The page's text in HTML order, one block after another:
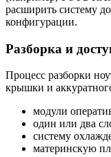
расширить систему
конфигурации.
Разборка и
Процесс разборки
крышки и
модули
один или два
систему
материнскую